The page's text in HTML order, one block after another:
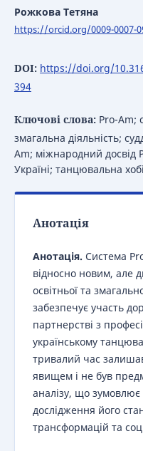
Рожкова Тетяна
https://orcid.org/0009-0007-
DOI: https://doi.org/
394
Ключові слова: Pro-Am;
змагальна діяльність;
Am; міжнародний досвід
Україні; танцювальна
Анотація
Анотація. Система
відносно новим, але
освітньої та
забезпечує участь
партнерстві з
українському
тривалий час
явищем і не був
аналізу, що
дослідження його
трансформацій та